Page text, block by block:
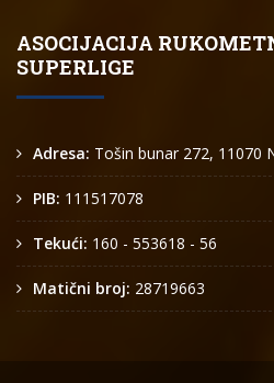
ASOCIJACIJA
SUPERLIGE
Adresa: Tošin bunar 272, 11070
PIB: 111517078
Tekući: 160 - 553618 - 56
Matični broj: 28719663